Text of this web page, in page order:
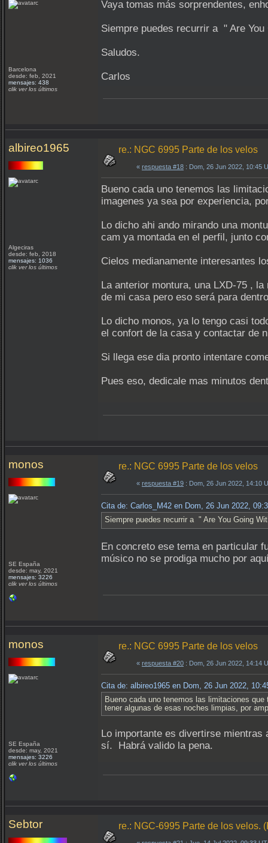
Barcelona
desde: feb, 2021
mensajes: 438
clik ver los últimos
Vaya tomas más sorprendentes,
Siempre puedes recurrir a " Are
Saludos.
Carlos
albireo1965
Algeciras
desde: feb, 2018
mensajes: 1036
clik ver los últimos
re.: NGC 6995 Parte de los velos
« respuesta #18 : Dom, 26 Jun 2022, 10:45
Bueno cada uno tenemos las
imagenes ya sea por experiencia,
Lo dicho ahi ando mirando una
cam ya montada en el perfil, junto
Cielos medianamente interesantes
La anterior montura, una LXD-75 ,
de mi casa pero eso será para
Lo dicho monos, ya lo tengo casi
el confort de la casa y contactar de
Si llega ese dia pronto intentare
Pues eso, dedicale mas minutos
monos
SE España
desde: may, 2021
mensajes: 3226
clik ver los últimos
re.: NGC 6995 Parte de los velos
« respuesta #19 : Dom, 26 Jun 2022, 14:10
Cita de: Carlos_M42 en Dom, 26 Jun 2022,
Siempre puedes recurrir a " Are You Going
En concreto ese tema en particular
músico no se prodiga mucho por
monos
SE España
desde: may, 2021
mensajes: 3226
clik ver los últimos
re.: NGC 6995 Parte de los velos
« respuesta #20 : Dom, 26 Jun 2022, 14:14
Cita de: albireo1965 en Dom, 26 Jun 2022,
Bueno cada uno tenemos las limitaciones
tener algunas de esas noches limpias, por
Lo importante es divertirse
sí. Habrá valido la pena.
Sebtor re.: NGC-6995 Parte de los velos.